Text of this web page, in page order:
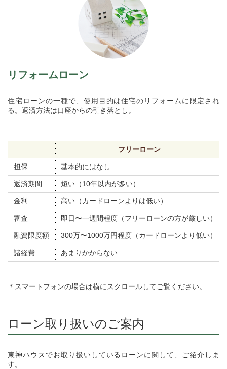
リフォームローン
住宅ローンの一種で、使用目的は住宅のリフォームに限定され
る。返済方法は口座からの引き落とし。
フリーローン
担保 基本的にはなし
返済期間 短い（10年以内が多い）
金利 高い（カードローンよりは低い）
審査 即日〜一週間程度（フリーローンの方が厳しい）
融資限度額 300万〜1000万円程度（カードローンより低い）
諸経費 あまりかからない
＊スマートフォンの場合は横にスクロールしてご覧ください。
ローン取り扱いのご案内
東神ハウスでお取り扱いしているローンに関して、ご紹介しま
す。